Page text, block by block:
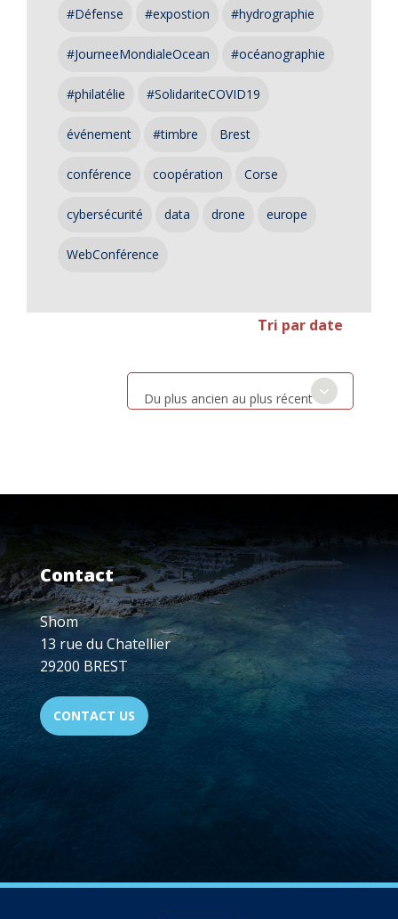
#Défense #expostion #hydrographie
#JourneeMondialeOcean #océanographie
#philatélie #SolidariteCOVID19
événement #timbre Brest
conférence coopération Corse
cybersécurité data drone europe
WebConférence
Tri par date
Du plus ancien au plus récent
Contact
Shom
13 rue du Chatellier
29200 BREST
CONTACT US